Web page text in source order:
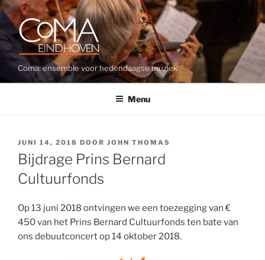
Ga
naar
de
inhoud
Coma: ensemble voor hedendaagse muziek
Menu
GEPLAATST
OP
JUNI 14, 2018 DOOR JOHN THOMAS
Bijdrage Prins Bernard
Cultuurfonds
Op 13 juni 2018 ontvingen we een toezegging van €
450 van het Prins Bernard Cultuurfonds ten bate van
ons debuutconcert op 14 oktober 2018.